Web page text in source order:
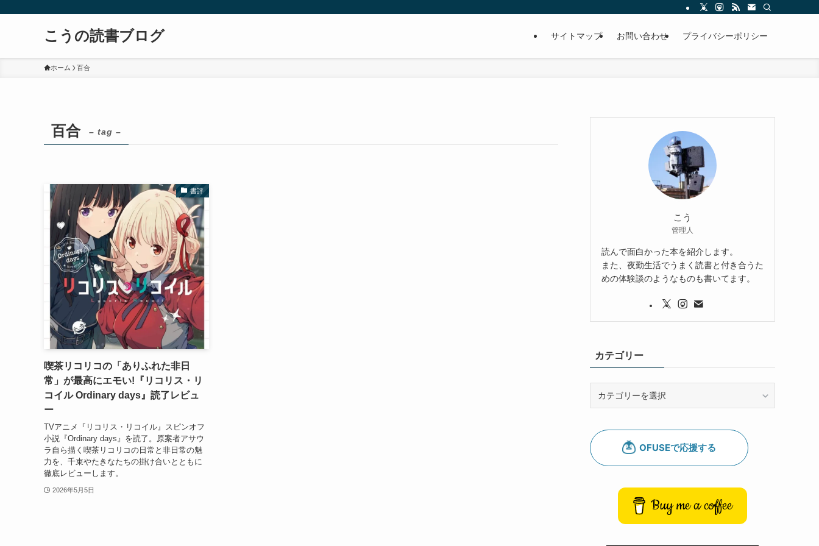
こうの読書ブログ サイトマップ お問い合わせ プライバシーポリシー
ホーム 百合
百合 – tag –
書評
喫茶リコリコの「ありふれた非日
常」が最高にエモい!『リコリス・リ
コイル Ordinary days』読了レビュ
ー
TVアニメ『リコリス・リコイル』スピンオフ
小説『Ordinary days』を読了。原案者アサウ
ラ自ら描く喫茶リコリコの日常と非日常の魅
力を、千束やたきなたちの掛け合いとともに
徹底レビューします。
2026年5月5日
こう
管理人
読んで面白かった本を紹介します。
また、夜勤生活でうまく読書と付き合うた
めの体験談のようなものも書いてます。
カテゴリー
ー
Buy me a coffee